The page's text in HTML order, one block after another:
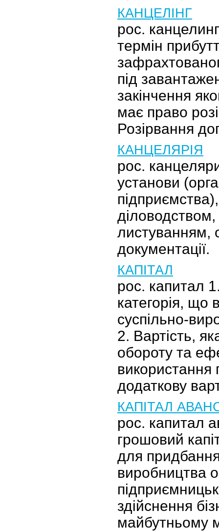
КАНЦЕЛІНГ
рос.
термін
під
закінчення
має право
Розірвання
КАНЦЕЛЯРІЯ
рос.
установи
документації.
КАПІТАЛ
рос. капитал
категорія, що
суспільно-
2. Вартість,
обороту та
використання
додаткову
КАПІТАЛ
рос. капитал
грошовий
для
виробництва
здійснення
майбутньому